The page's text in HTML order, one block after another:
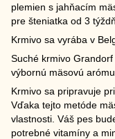
plemien s jahňacím
pre šteniatka od 3
Krmivo sa vyrába v
Suché krmivo
výbornú mäsovú
Krmivo sa pripravuje
Vďaka tejto metóde
vlastnosti. Váš pes
potrebné vitamíny a